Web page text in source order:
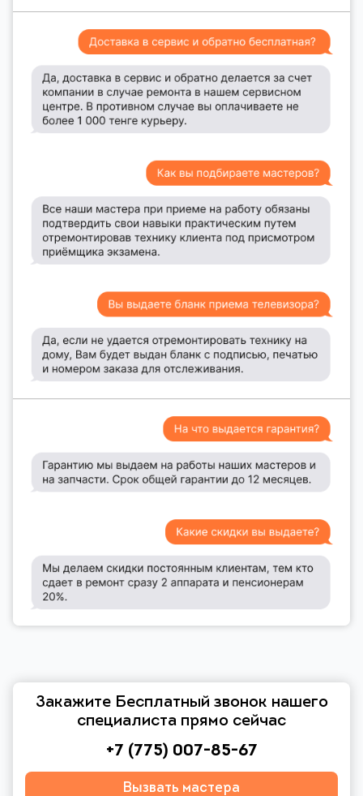
Закажите Бесплатный звонок нашего
специалиста прямо сейчас
+7 (775) 007-85-67
Вызвать мастера